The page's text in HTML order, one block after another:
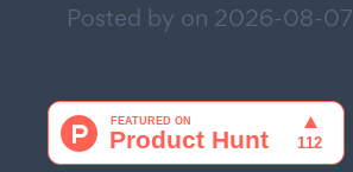
Posted by on 2026-08-07